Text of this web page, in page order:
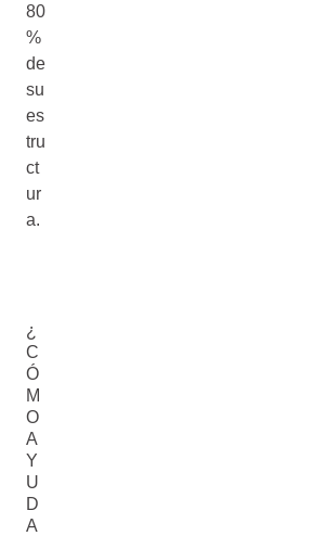
80
%
de
su
es
tru
ct
ur
a.
¿
C
Ó
M
O
A
Y
U
D
A